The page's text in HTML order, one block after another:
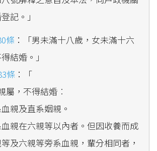
記。」
條 ：「男未滿十八歲，女未滿十六
結婚。」
條 ：「
屬，不得結婚︰
親及直系姻親。
親在六親等以內者。但因收養而成
及六親等旁系血親，輩分相同者，